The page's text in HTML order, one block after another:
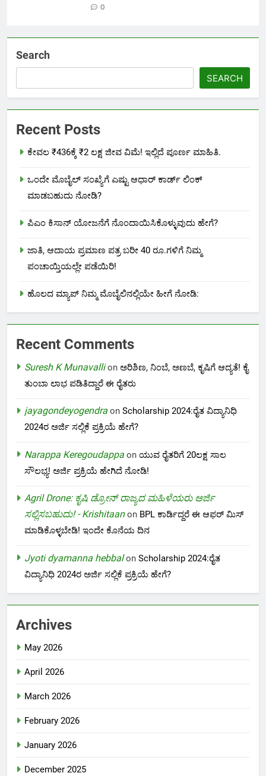
0
Search
SEARCH
Recent Posts
ಕೇವಲ ₹436ಕ್ಕೆ ₹2 ಲಕ್ಷ ಜೀವ ವಿಮೆ! ಇಲ್ಲಿದೆ ಪೂರ್ಣ ಮಾಹಿತಿ.
ಒಂದೇ ಮೊಬೈಲ್ ಸಂಖ್ಯೆಗೆ ಎಷ್ಟು ಆಧಾರ್ ಕಾರ್ಡ್ ಲಿಂಕ್
ಮಾಡಬಹುದು ನೋಡಿ?
ಪಿಎಂ ಕಿಸಾನ್ ಯೋಜನೆಗೆ ನೊಂದಾಯಿಸಿಕೊಳ್ಳುವುದು ಹೇಗೆ?
ಜಾತಿ, ಆದಾಯ ಪ್ರಮಾಣ ಪತ್ರ ಬರೀ 40 ರೂ.ಗಳಿಗೆ ನಿಮ್ಮ
ಪಂಚಾಯ್ತಿಯಲ್ಲೇ ಪಡೆಯಿರಿ!
ಹೊಲದ ಮ್ಯಾಪ್ ನಿಮ್ಮ ಮೊಬೈಲಿನಲ್ಲಿಯೇ ಹೀಗೆ ನೋಡಿ:
Recent Comments
Suresh K Munavallion ಅರಿಶಿಣ, ನಿಂಬೆ, ಅಣಬೆ, ಕೃಷಿಗೆ ಆದ್ಯತೆ! ಕೈ
ತುಂಬಾ ಲಾಭ ಪಡಿತಿದ್ದಾರೆ ಈ ರೈತರು
jayagondeyogendra on Scholarship 2024:ರೈತ ವಿದ್ಯಾನಿಧಿ
2024ರ ಅರ್ಜಿ ಸಲ್ಲಿಕೆ ಪ್ರಕ್ರಿಯೆ ಹೇಗೆ?
Narappa Keregoudappa on ಯುವ ರೈತರಿಗೆ 20ಲಕ್ಷ ಸಾಲ
ಸೌಲಭ್ಯ! ಅರ್ಜಿ ಪ್ರಕ್ರಿಯೆ ಹೇಗಿದೆ ನೋಡಿ!
Agril Drone: ಕೃಷಿ ಡ್ರೋನ್ ರಾಜ್ಯದ ಮಹಿಳೆಯರು ಅರ್ಜಿ
ಸಲ್ಲಿಸಬಹುದು! - Krishitaanon BPL ಕಾರ್ಡಿದ್ದರೆ ಈ ಆಫರ್ ಮಿಸ್
ಮಾಡಿಕೊಳ್ಳಬೇಡಿ! ಇಂದೇ ಕೊನೆಯ ದಿನ
Jyoti dyamanna hebbalon Scholarship 2024:ರೈತ
ವಿದ್ಯಾನಿಧಿ 2024ರ ಅರ್ಜಿ ಸಲ್ಲಿಕೆ ಪ್ರಕ್ರಿಯೆ ಹೇಗೆ?
Archives
May 2026
April 2026
March 2026
February 2026
January 2026
December 2025